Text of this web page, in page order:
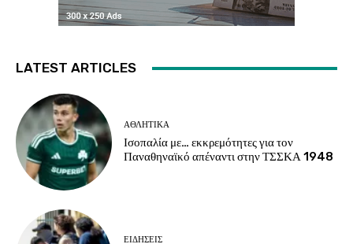
LATEST ARTICLES
ΑΘΛΗΤΙΚΑ
Ισοπαλία με… εκκρεμότητες για τον
Παναθηναϊκό απέναντι στην ΤΣΣΚΑ 1948
ΕΙΔΗΣΕΙΣ